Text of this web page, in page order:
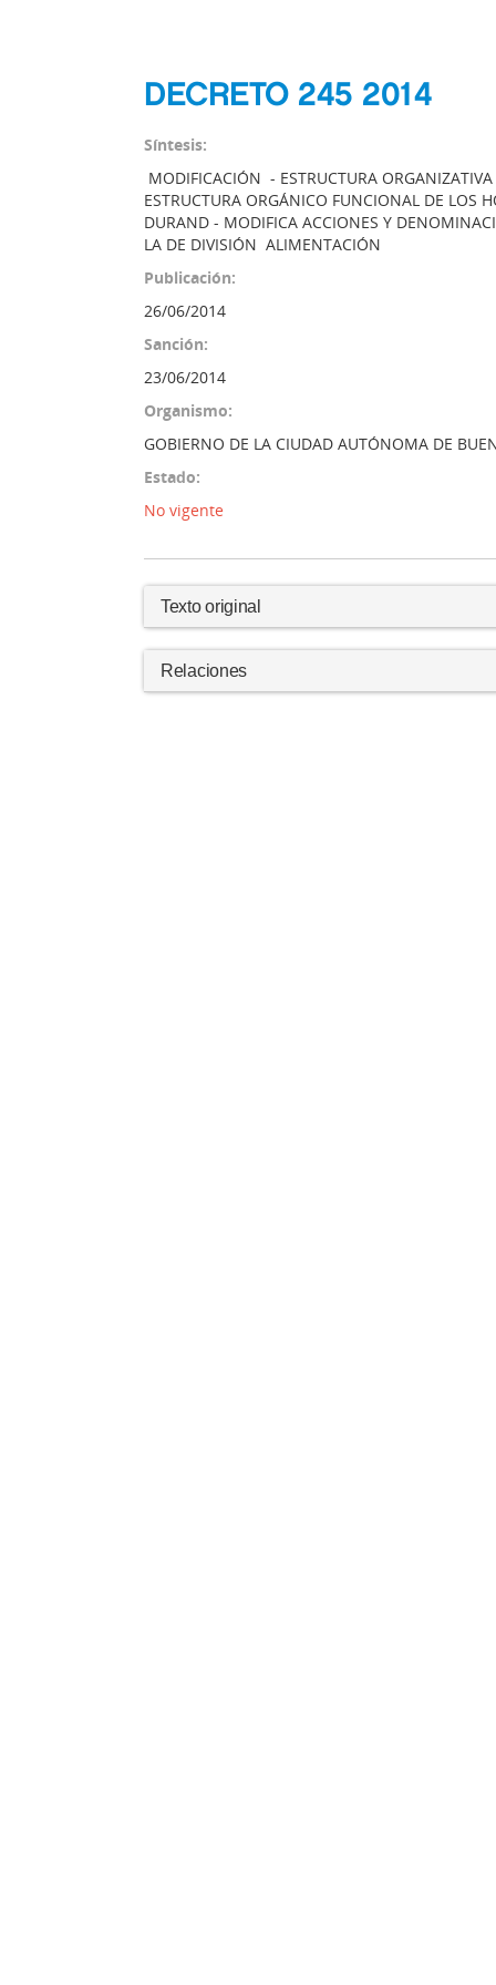
DECRETO 245 2014
Síntesis:
MODIFICACIÓN - ESTRUCTURA
ESTRUCTURA ORGÁNICO FUNCIONAL DE LOS
DURAND - MODIFICA ACCIONES Y
LA DE DIVISIÓN ALIMENTACIÓN
Publicación:
26/06/2014
Sanción:
23/06/2014
Organismo:
GOBIERNO DE LA CIUDAD AUTÓNOMA DE
Estado:
No vigente
Texto original
Relaciones